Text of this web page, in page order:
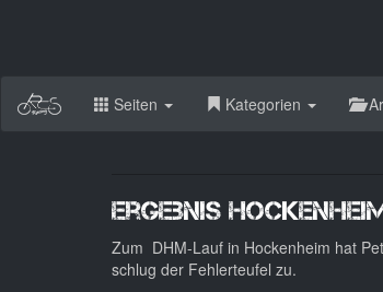
Seiten Kategorien
Ergebnis
Zum DHM-Lauf in Hockenheim hat
schlug der Fehlerteufel zu.